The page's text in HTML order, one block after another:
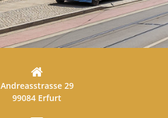
Andreasstrasse 29
99084 Erfurt